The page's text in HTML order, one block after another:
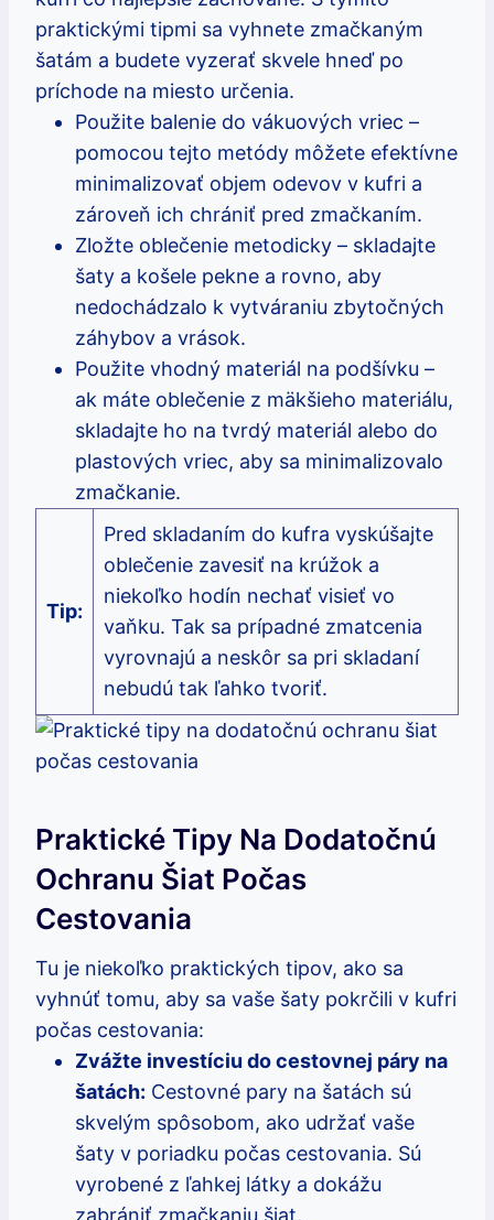
praktickými tipmi sa ⁢vyhnete⁤ zmačkaným
šatám‌ a budete vyzerať skvele hneď​ po
príchode na⁤ miesto určenia.
Použite balenie do vákuových vriec –
pomocou tejto metódy môžete‍ efektívne
minimalizovať objem odevov v kufri a
zároveň ich chrániť pred zmačkaním.
Zložte oblečenie metodicky – skladajte
šaty ‍a košele pekne a rovno,‍ aby
nedochádzalo k vytváraniu zbytočných
záhybov ⁢a vrások.
Použite vhodný materiál‌ na podšívku –
ak máte oblečenie z mäkšieho‍ materiálu,⁣
skladajte ho ​na‌ tvrdý materiál alebo ⁣do
⁢plastových vriec, aby sa minimalizovalo
zmačkanie.
Tip:
Pred skladaním do kufra vyskúšajte
oblečenie ⁣zavesiť na krúžok a
niekoľko hodín ⁢nechať​ visieť⁣ vo
vaňku. Tak sa prípadné⁣ zmatcenia
⁢vyrovnajú​ a neskôr ⁤sa pri ⁢skladaní
nebudú tak ľahko tvoriť.
Praktické Tipy Na Dodatočnú
Ochranu Šiat Počas
Cestovania
Tu‍ je niekoľko praktických‍ tipov, ⁣ako sa
vyhnúť ⁢tomu, aby sa ‍vaše šaty pokrčili ⁣v kufri
počas cestovania:
Zvážte investíciu do cestovnej páry na⁢
šatách: ‍Cestovné pary na šatách sú
skvelým​ spôsobom, ako udržať ​vaše
šaty‌ v poriadku počas cestovania. ‍Sú
vyrobené z ľahkej‍ látky a dokážu
zabrániť zmačkaniu šiat.